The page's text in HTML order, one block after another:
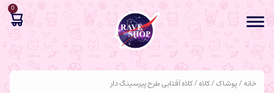
0
خانه/پوشاک/کلاه/ کلاه آفتابی طرح پیرسینگ دار